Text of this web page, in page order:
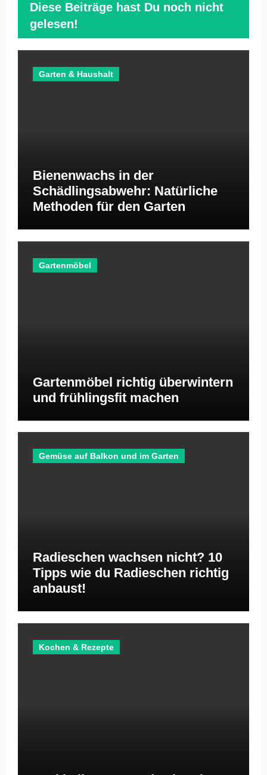
Diese Beiträge hast Du noch nicht
gelesen!
Garten & Haushalt
Bienenwachs in der
Schädlingsabwehr: Natürliche
Methoden für den Garten
Gartenmöbel
Gartenmöbel richtig überwintern
und frühlingsfit machen
Gemüse auf Balkon und im Garten
Radieschen wachsen nicht? 10
Tipps wie du Radieschen richtig
anbaust!
Kochen & Rezepte